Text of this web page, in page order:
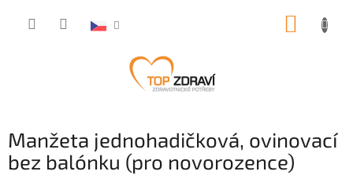
Manžeta jednohadičková, ovinovací
bez balónku (pro novorozence)